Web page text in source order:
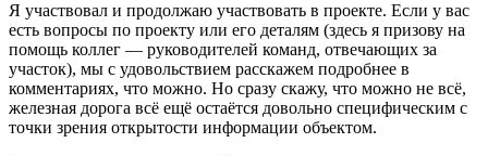
Я участвовал и продолжаю участвовать в проекте. Если у вас
есть вопросы по проекту или его деталям (здесь я призову на
помощь коллег — руководителей команд, отвечающих за
участок), мы с удовольствием расскажем подробнее в
комментариях, что можно. Но сразу скажу, что можно не всё,
железная дорога всё ещё остаётся довольно специфическим с
точки зрения открытости информации объектом.